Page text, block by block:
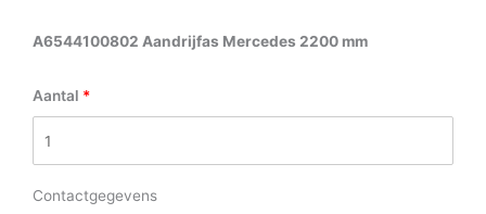
A6544100802 Aandrijfas Mercedes 2200 mm
Aantal
Contactgegevens